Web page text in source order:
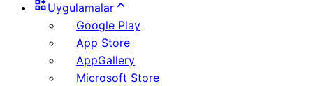
Uygulamalar
Google Play
App Store
AppGallery
Microsoft Store